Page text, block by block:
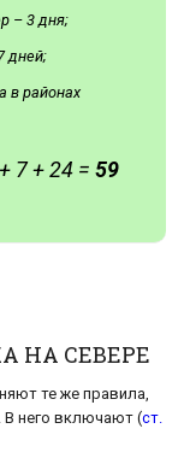
– 3 дня;
дней;
в районах
7 + 24 = 59
НА СЕВЕРЕ
те же правила,
В него включают (ст.